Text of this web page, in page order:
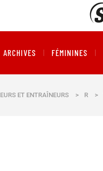
ARCHIVES FÉMININES
ET ENTRAÎNEURS > R >